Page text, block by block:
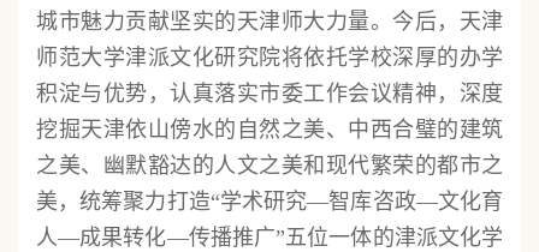
城市魅力贡献坚实的天津师大力量。今后，天津
师范大学津派文化研究院将依托学校深厚的办学
积淀与优势，认真落实市委工作会议精神，深度
挖掘天津依山傍水的自然之美、中西合璧的建筑
之美、幽默豁达的人文之美和现代繁荣的都市之
美，统筹聚力打造“学术研究—智库咨政—文化育
人—成果转化—传播推广”五位一体的津派文化学